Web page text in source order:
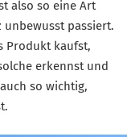
also so eine Art
unbewusst passiert.
Produkt kaufst,
erkennst und
so wichtig,